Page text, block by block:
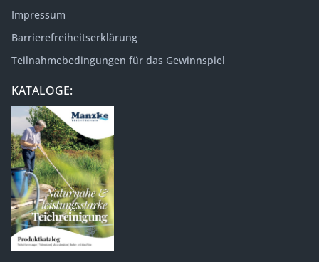
Impressum
Barrierefreiheitserklärung
Teilnahmebedingungen für das Gewinnspiel
KATALOGE: